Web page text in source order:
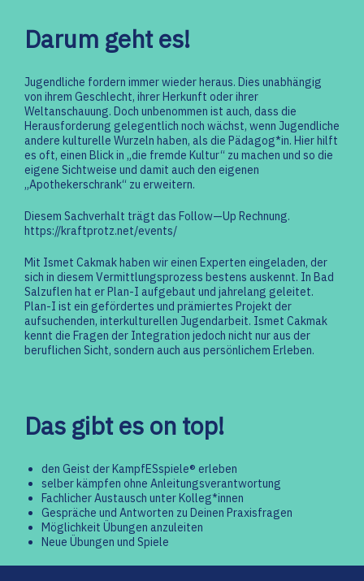
Darum geht es!
Jugendliche fordern immer wieder heraus. Dies unabhängig
von ihrem Geschlecht, ihrer Herkunft oder ihrer
Weltanschauung. Doch unbenommen ist auch, dass die
Herausforderung gelegentlich noch wächst, wenn Jugendliche
andere kulturelle Wurzeln haben, als die Pädagog*in. Hier hilft
es oft, einen Blick in „die fremde Kultur“ zu machen und so die
eigene Sichtweise und damit auch den eigenen
„Apothekerschrank“ zu erweitern.
Diesem Sachverhalt trägt das Follow—Up Rechnung.
https://kraftprotz.net/events/
Mit Ismet Cakmak haben wir einen Experten eingeladen, der
sich in diesem Vermittlungsprozess bestens auskennt. In Bad
Salzuflen hat er Plan-I aufgebaut und jahrelang geleitet.
Plan-I ist ein gefördertes und prämiertes Projekt der
aufsuchenden, interkulturellen Jugendarbeit. Ismet Cakmak
kennt die Fragen der Integration jedoch nicht nur aus der
beruflichen Sicht, sondern auch aus persönlichem Erleben.
Das gibt es on top!
den Geist der KampfESspiele® erleben
selber kämpfen ohne Anleitungsverantwortung
Fachlicher Austausch unter Kolleg*innen
Gespräche und Antworten zu Deinen Praxisfragen
Möglichkeit Übungen anzuleiten
Neue Übungen und Spiele